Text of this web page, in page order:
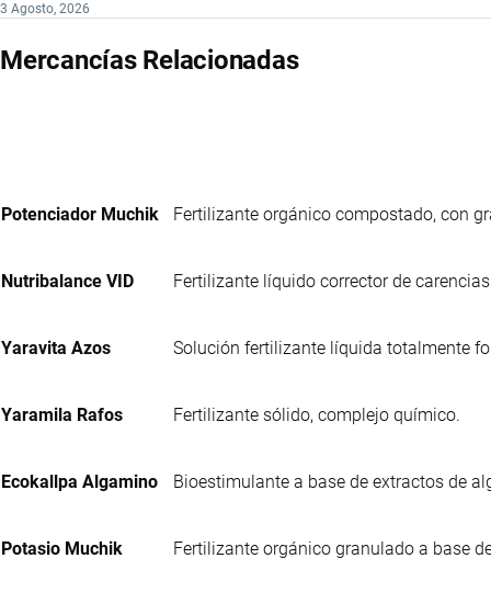
3 Agosto, 2026
Mercancías Relacionadas
Potenciador Muchik Fertilizante orgánico compostado, con
Nutribalance VID Fertilizante líquido corrector de
Yaravita Azos Solución fertilizante líquida totalmente
Yaramila Rafos Fertilizante sólido, complejo químico.
Ecokallpa Algamino Bioestimulante a base de extractos de
Potasio Muchik Fertilizante orgánico granulado a base